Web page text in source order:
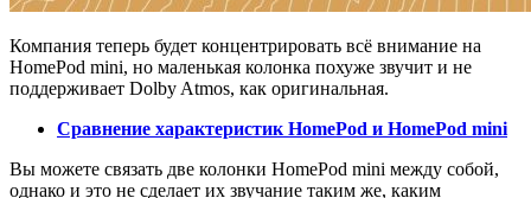
Компания теперь будет концентрировать всё внимание на
HomePod mini, но маленькая колонка похуже звучит и не
поддерживает Dolby Atmos, как оригинальная.
Сравнение характеристик HomePod и HomePod mini
Вы можете связать две колонки HomePod mini между собой,
однако и это не сделает их звучание таким же, каким